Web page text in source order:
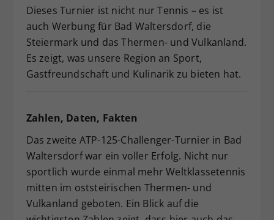
Dieses Turnier ist nicht nur Tennis – es ist
auch Werbung für Bad Waltersdorf, die
Steiermark und das Thermen- und Vulkanland.
Es zeigt, was unsere Region an Sport,
Gastfreundschaft und Kulinarik zu bieten hat.
Zahlen, Daten, Fakten
Das zweite ATP-125-Challenger-Turnier in Bad
Waltersdorf war ein voller Erfolg. Nicht nur
sportlich wurde einmal mehr Weltklassetennis
mitten im oststeirischen Thermen- und
Vulkanland geboten. Ein Blick auf die